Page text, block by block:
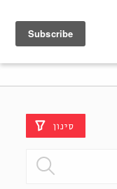
סינון